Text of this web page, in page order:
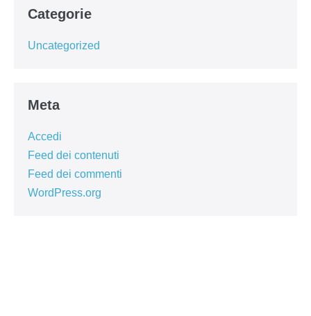
Categorie
Uncategorized
Meta
Accedi
Feed dei contenuti
Feed dei commenti
WordPress.org